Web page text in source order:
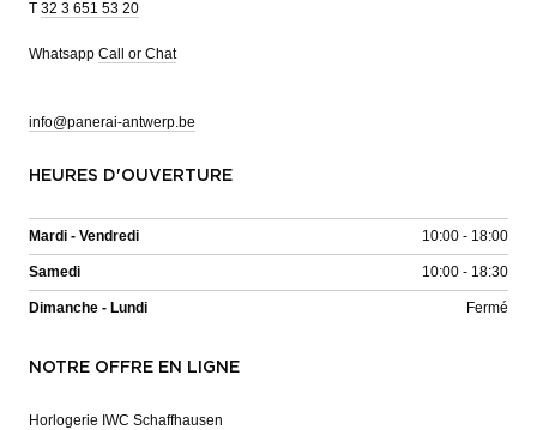
T 32 3 651 53 20
Whatsapp Call or Chat
info@panerai-antwerp.be
HEURES D'OUVERTURE
Mardi - Vendredi 10:00 - 18:00
Samedi 10:00 - 18:30
Dimanche - Lundi Fermé
NOTRE OFFRE EN LIGNE
Horlogerie IWC Schaffhausen